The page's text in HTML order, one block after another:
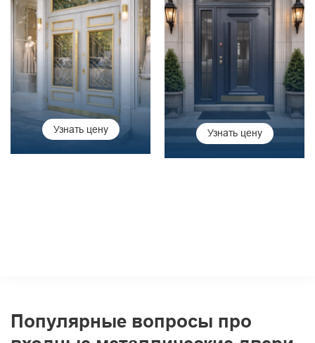
Узнать цену Узнать цену
Популярные вопросы про